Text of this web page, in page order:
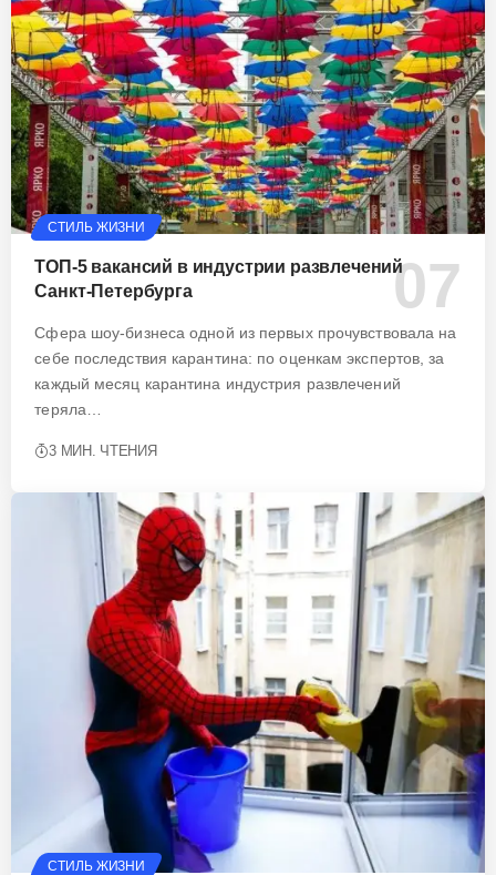
СТИЛЬ ЖИЗНИ
ТОП-5 вакансий в индустрии развлечений
Санкт-Петербурга
Сфера шоу-бизнеса одной из первых прочувствовала на
себе последствия карантина: по оценкам экспертов, за
каждый месяц карантина индустрия развлечений
теряла…
3 МИН. ЧТЕНИЯ
СТИЛЬ ЖИЗНИ